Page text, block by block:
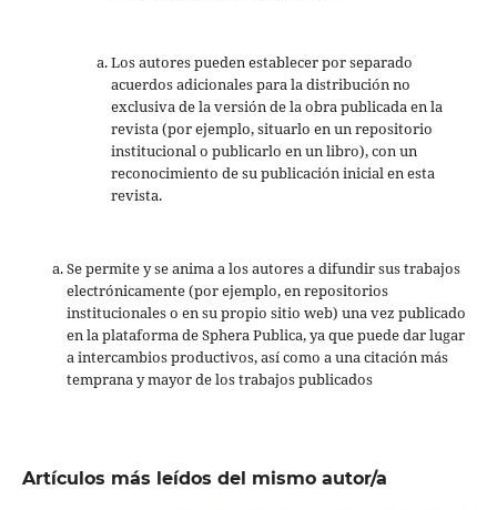
Los autores pueden establecer por separado
acuerdos adicionales para la distribución no
exclusiva de la versión de la obra publicada en la
revista (por ejemplo, situarlo en un repositorio
institucional o publicarlo en un libro), con un
reconocimiento de su publicación inicial en esta
revista.
Se permite y se anima a los autores a difundir sus trabajos
electrónicamente (por ejemplo, en repositorios
institucionales o en su propio sitio web) una vez publicado
en la plataforma de Sphera Publica, ya que puede dar lugar
a intercambios productivos, así como a una citación más
temprana y mayor de los trabajos publicados
Artículos más leídos del mismo autor/a